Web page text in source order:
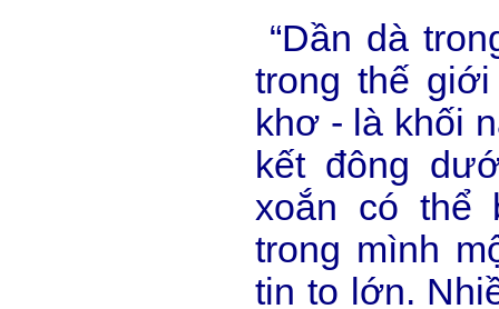
“Dần dà
trong thế
khơ - là khối
kết đông
xoắn có thể
trong mình
tin to lớn.